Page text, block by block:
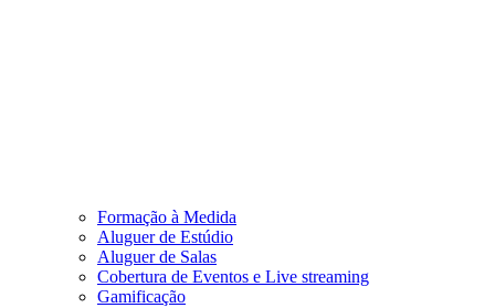
Formação à Medida
Aluguer de Estúdio
Aluguer de Salas
Cobertura de Eventos e Live streaming
Gamificação